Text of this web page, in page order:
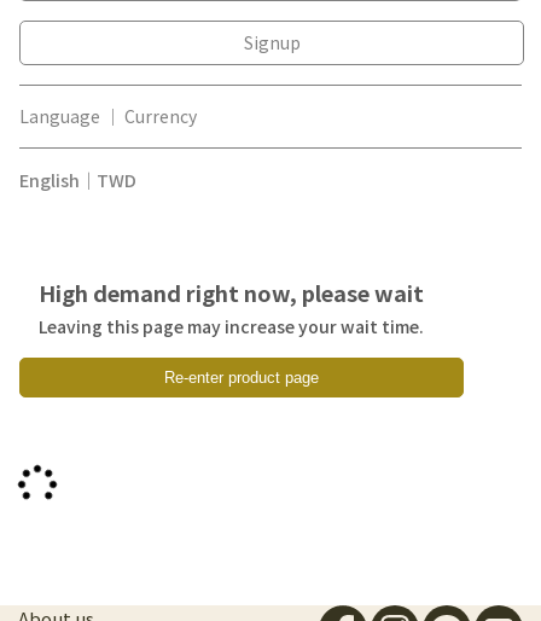
Signup
Language ｜ Currency
English｜TWD
High demand right now, please wait
Leaving this page may increase your wait time.
Re-enter product page